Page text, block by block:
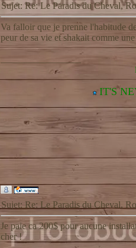
Sujet: Re: Le Paradis du Cheval,
Va falloir que je prenne l'habitude
peur de sa vie et shakait comme
_________________
IT'S
Sujet: Re: Le Paradis du Cheval,
Je paie ca 200$ pour aucune
cher !